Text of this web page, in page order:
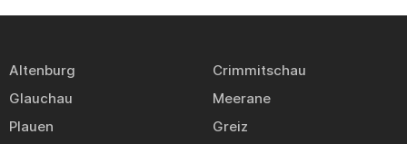
Altenburg
Crimmitschau
Glauchau
Meerane
Plauen
Greiz